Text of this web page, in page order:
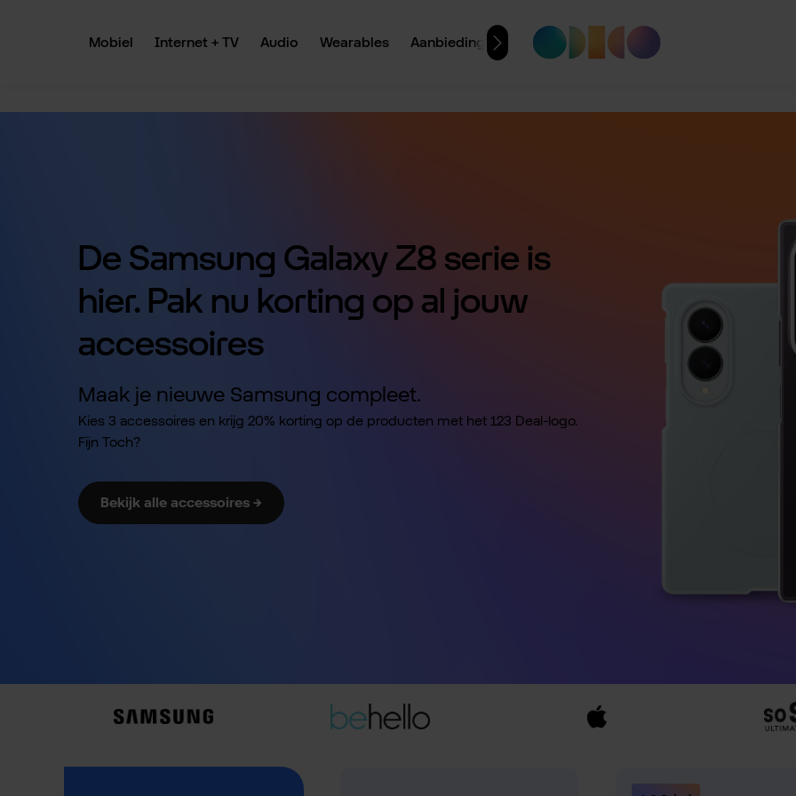
Mobiel
Internet + TV Audio Wearables Aanbiedingen
De Samsung Galaxy Z8 serie is
hier. Pak nu korting op al jouw
accessoires
Maak je nieuwe Samsung compleet.
Kies 3 accessoires en krijg 20% korting op de producten met het 123 Deal-logo.
Fijn Toch?
Bekijk alle accessoires →